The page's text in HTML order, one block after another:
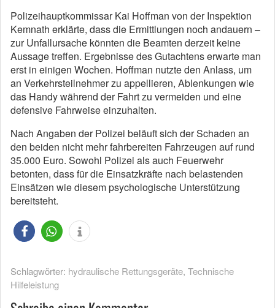
Polizeihauptkommissar Kai Hoffman von der Inspektion
Kemnath erklärte, dass die Ermittlungen noch andauern –
zur Unfallursache könnten die Beamten derzeit keine
Aussage treffen. Ergebnisse des Gutachtens erwarte man
erst in einigen Wochen. Hoffman nutzte den Anlass, um
an Verkehrsteilnehmer zu appellieren, Ablenkungen wie
das Handy während der Fahrt zu vermeiden und eine
defensive Fahrweise einzuhalten.
Nach Angaben der Polizei beläuft sich der Schaden an
den beiden nicht mehr fahrbereiten Fahrzeugen auf rund
35.000 Euro. Sowohl Polizei als auch Feuerwehr
betonten, dass für die Einsatzkräfte nach belastenden
Einsätzen wie diesem psychologische Unterstützung
bereitsteht.
Schlagwörter: hydraulische Rettungsgeräte, Technische
Hilfeleistung